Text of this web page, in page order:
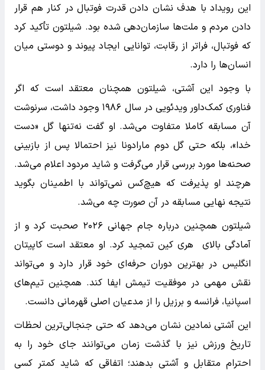
این رویداد با هدف نشان دادن قدرت فوتبال در کنار هم قرار
دادن مردم و ملت‌ها سازمان‌دهی شده بود. شیلتون تأکید کرد
که فوتبال، فراتر از رقابت، توانایی ایجاد پیوند و دوستی میان
انسان‌ها را دارد.
با وجود این آشتی، شیلتون همچنان معتقد است که اگر
فناوری کمک‌داور ویدئویی در سال ۱۹۸۶ وجود داشت، سرنوشت
آن مسابقه کاملا متفاوت می‌شد. او گفت نه‌تنها گل «دست
خدا»، بلکه حتی گل دوم مارادونا نیز احتمالا پس از بازبینی
صحنه‌ها مورد بررسی قرار می‌گرفت و شاید مردود اعلام می‌شد.
هرچند او پذیرفت که هیچ‌کس نمی‌تواند با اطمینان بگوید
نتیجه نهایی مسابقه در آن صورت چه می‌شد.
شیلتون همچنین درباره جام جهانی ۲۰۲۶ صحبت کرد و از
آمادگی بالای هری کین تمجید کرد. او معتقد است کاپیتان
انگلیس در بهترین دوران حرفه‌ای خود قرار دارد و می‌تواند
نقش مهمی در موفقیت تیمش ایفا کند. همچنین تیم‌های
اسپانیا، فرانسه و برزیل را از مدعیان اصلی قهرمانی دانست.
این آشتی نمادین نشان می‌دهد که حتی جنجالی‌ترین لحظات
تاریخ ورزش نیز با گذشت زمان می‌توانند جای خود را به
احترام متقابل و آشتی بدهند؛ اتفاقی که شاید کمتر کسی